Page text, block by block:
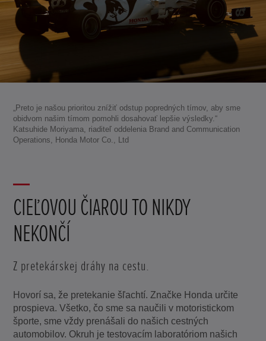
„Preto je našou prioritou znížiť odstup popredných tímov, aby sme
obidvom našim tímom pomohli dosahovať lepšie výsledky.“
Katsuhide Moriyama, riaditeľ oddelenia Brand and Communication
Operations, Honda Motor Co., Ltd
CIEĽOVOU ČIAROU TO NIKDY
NEKONČÍ
Z pretekárskej dráhy na cestu.
Hovorí sa, že pretekanie šľachtí. Značke Honda určite
prospieva. Všetko, čo sme sa naučili v motoristickom
športe, sme vždy prenášali do našich cestných
automobilov. Okruh je testovacím laboratóriom našich